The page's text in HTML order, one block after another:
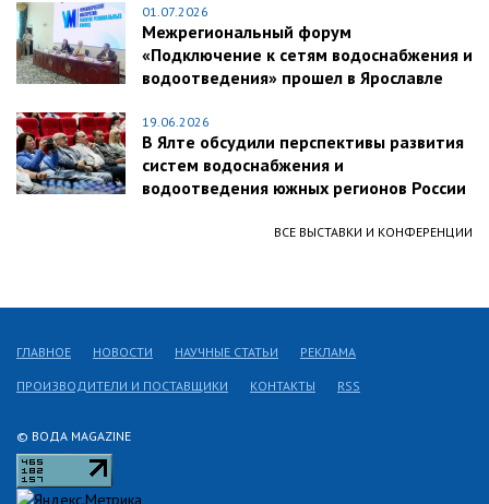
01.07.2026
Межрегиональный форум
«Подключение к сетям водоснабжения и
водоотведения» прошел в Ярославле
19.06.2026
В Ялте обсудили перспективы развития
систем водоснабжения и
водоотведения южных регионов России
ВСЕ ВЫСТАВКИ И КОНФЕРЕНЦИИ
© ВОДА MAGAZINE
ГЛАВНОЕ НОВОСТИ НАУЧНЫЕ СТАТЬИ РЕКЛАМА
ПРОИЗВОДИТЕЛИ И ПОСТАВЩИКИ КОНТАКТЫ RSS